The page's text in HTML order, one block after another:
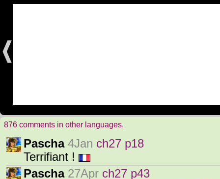
876 comments in other languages.
Pascha 4Jan ch27 p18
Terrifiant !
Pascha 27Apr ch27 p43